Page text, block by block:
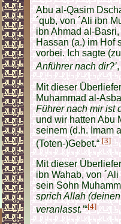
Abu al-Qasim
´qub, von ´Ali ibn
ibn Ahmad al-
Hassan (a.) im Hof
vorbei. Ich sagte
Anführer nach dir?’
Mit dieser
Muhammad al-
Führer nach mir ist
und wir hatten Abu
seinem (d.h. Imam
(Toten-)Gebet.“[3]
Mit dieser
ibn Wahab, von
sein Sohn
sprich Allah
veranlasst.’“[4]